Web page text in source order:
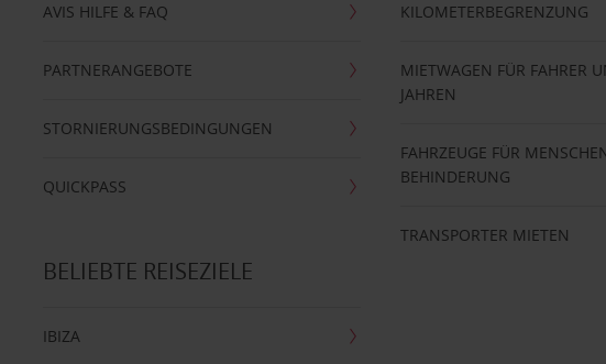
AVIS HILFE & FAQ
PARTNERANGEBOTE
STORNIERUNGSBEDINGUNGEN
QUICKPASS
KILOMETERBEGRENZUNG
MIETWAGEN FÜR FAHRER
JAHREN
FAHRZEUGE FÜR
BEHINDERUNG
TRANSPORTER MIETEN
BELIEBTE REISEZIELE
IBIZA